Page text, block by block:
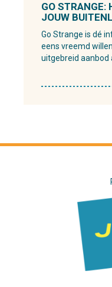
GO STRANGE:
JOUW
Go Strange is dé
eens vreemd
uitgebreid aanbod